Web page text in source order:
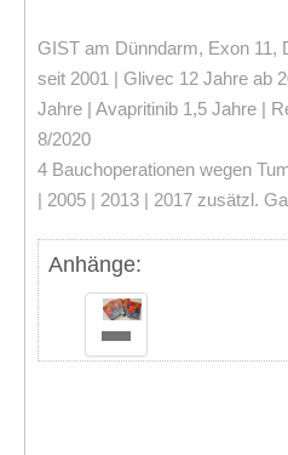
GIST am Dünndarm, Exon 11,
seit 2001 | Glivec 12 Jahre ab
Jahre | Avapritinib 1,5 Jahre |
8/2020
4 Bauchoperationen wegen
| 2005 | 2013 | 2017 zusätzl.
Anhänge: